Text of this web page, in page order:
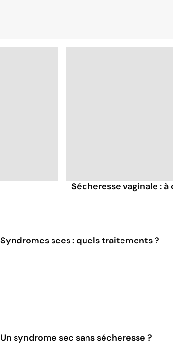
Sécheresse vaginale :
Syndromes secs : quels traitements ?
Un syndrome sec sans sécheresse ?